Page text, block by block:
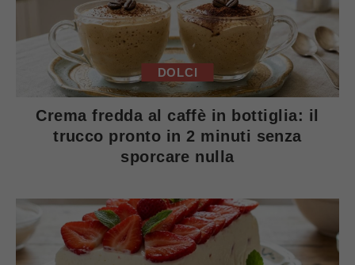
DOLCI
Crema fredda al caffè in bottiglia: il
trucco pronto in 2 minuti senza
sporcare nulla